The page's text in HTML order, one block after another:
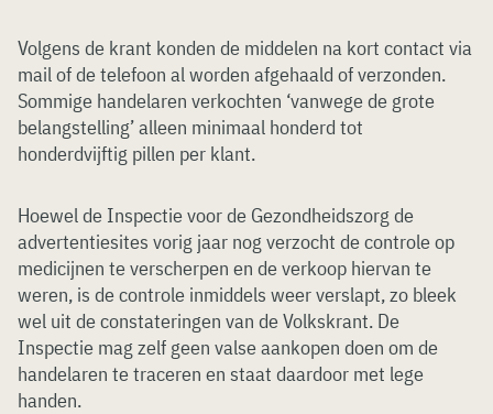
Volgens de krant konden de middelen na kort contact via
mail of de telefoon al worden afgehaald of verzonden.
Sommige handelaren verkochten ‘vanwege de grote
belangstelling’ alleen minimaal honderd tot
honderdvijftig pillen per klant.
Hoewel de Inspectie voor de Gezondheidszorg de
advertentiesites vorig jaar nog verzocht de controle op
medicijnen te verscherpen en de verkoop hiervan te
weren, is de controle inmiddels weer verslapt, zo bleek
wel uit de constateringen van de Volkskrant. De
Inspectie mag zelf geen valse aankopen doen om de
handelaren te traceren en staat daardoor met lege
handen.